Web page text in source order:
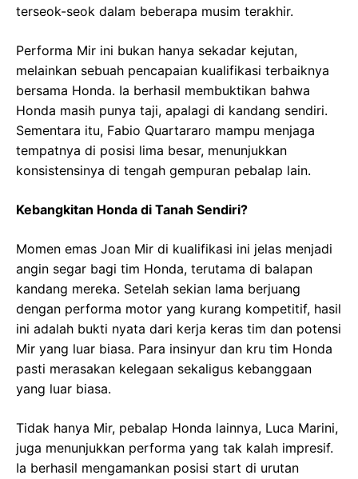
terseok-seok dalam beberapa musim terakhir.
Performa Mir ini bukan hanya sekadar kejutan,
melainkan sebuah pencapaian kualifikasi terbaiknya
bersama Honda. Ia berhasil membuktikan bahwa
Honda masih punya taji, apalagi di kandang sendiri.
Sementara itu, Fabio Quartararo mampu menjaga
tempatnya di posisi lima besar, menunjukkan
konsistensinya di tengah gempuran pebalap lain.
Kebangkitan Honda di Tanah Sendiri?
Momen emas Joan Mir di kualifikasi ini jelas menjadi
angin segar bagi tim Honda, terutama di balapan
kandang mereka. Setelah sekian lama berjuang
dengan performa motor yang kurang kompetitif, hasil
ini adalah bukti nyata dari kerja keras tim dan potensi
Mir yang luar biasa. Para insinyur dan kru tim Honda
pasti merasakan kelegaan sekaligus kebanggaan
yang luar biasa.
Tidak hanya Mir, pebalap Honda lainnya, Luca Marini,
juga menunjukkan performa yang tak kalah impresif.
Ia berhasil mengamankan posisi start di urutan